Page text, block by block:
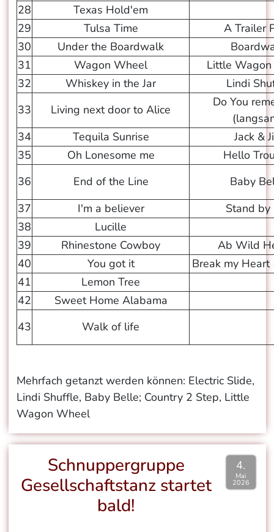
28
Texas Hold'em
29
Tulsa Time
A Trailer
30
Under the Boardwalk
31
Wagon Wheel
Little
32
Whiskey in the Jar
Lindi
33
Living next door to Alice
Do You
34
Tequila Sunrise
Jack &
35
Oh Lonesome me
Hello
36
End of the Line
Baby
37
I'm a believer
Stand by
38
Lucille
39
Rhinestone Cowboy
Ab Wild
40
You got it
Break my Heart
41
Lemon Tree
42
Sweet Home Alabama
43
Walk of life
Mehrfach getanzt werden können: Electric Slide,
Lindi Shuffle, Baby Belle; Country 2 Step, Little
Wagon Wheel
Schnuppergruppe
Gesellschaftstanz startet
bald!
4.
Mai
2026